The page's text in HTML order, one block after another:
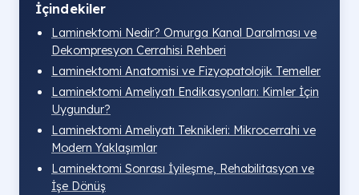
İçindekiler
Laminektomi Nedir? Omurga Kanal Daralması ve
Dekompresyon Cerrahisi Rehberi
Laminektomi Anatomisi ve Fizyopatolojik Temeller
Laminektomi Ameliyatı Endikasyonları: Kimler İçin
Uygundur?
Laminektomi Ameliyatı Teknikleri: Mikrocerrahi ve
Modern Yaklaşımlar
Laminektomi Sonrası İyileşme, Rehabilitasyon ve
İşe Dönüş